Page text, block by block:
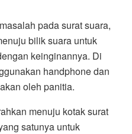
pada surat suara,
bilik suara untuk
keinginannya. Di
handphone dan
oleh panitia.
menuju kotak surat
satunya untuk